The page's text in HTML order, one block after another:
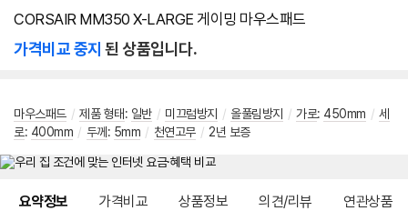
CORSAIR MM350 X-LARGE 게이밍 마우스패드
가격비교 중지 된 상품입니다.
마우스패드 / 제품 형태: 일반 / 미끄럼방지 / 올풀림방지 / 가로: 450mm / 세
로: 400mm / 두께 : 5mm / 천연고무 / 2년 보증
요약정보 가격비교 상품정보 의견/리뷰 연관상품